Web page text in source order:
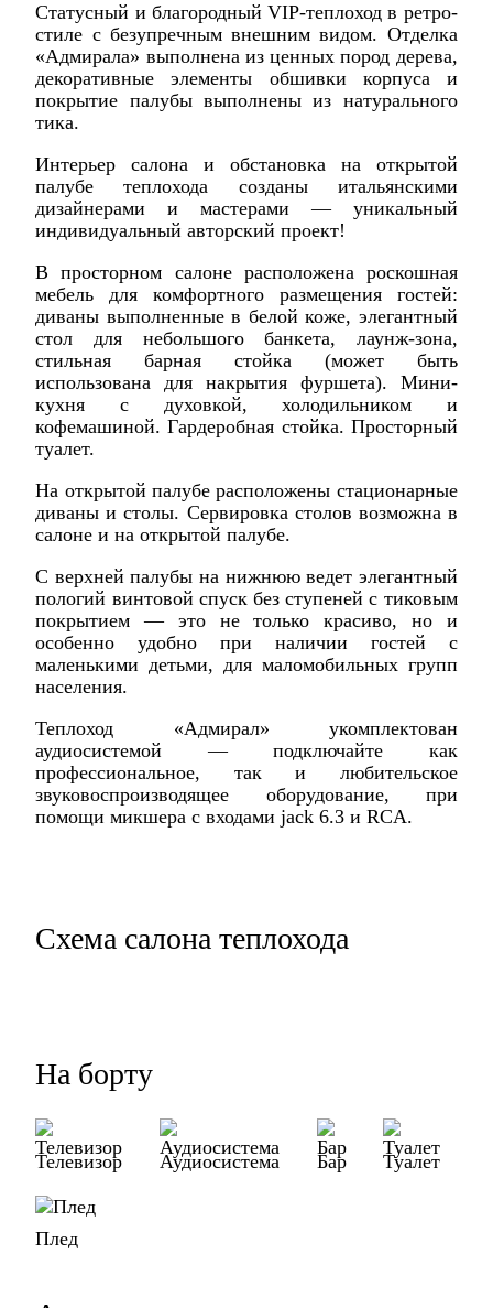
Статусный и благородный VIP-теплоход в ретро-
стиле c безупречным внешним видом. Отделка
«Адмирала» выполнена из ценных пород дерева,
декоративные элементы обшивки корпуса и
покрытие палубы выполнены из натурального
тика.
Интерьер салона и обстановка на открытой
палубе теплохода созданы итальянскими
дизайнерами и мастерами — уникальный
индивидуальный авторский проект!
В просторном салоне расположена роскошная
мебель для комфортного размещения гостей:
диваны выполненные в белой коже, элегантный
стол для небольшого банкета, лаунж-зона,
стильная барная стойка (может быть
использована для накрытия фуршета). Мини-
кухня с духовкой, холодильником и
кофемашиной. Гардеробная стойка. Просторный
туалет.
На открытой палубе расположены стационарные
диваны и столы. Сервировка столов возможна в
салоне и на открытой палубе.
С верхней палубы на нижнюю ведет элегантный
пологий винтовой спуск без ступеней с тиковым
покрытием — это не только красиво, но и
особенно удобно при наличии гостей с
маленькими детьми, для маломобильных групп
населения.
Теплоход «Адмирал» укомплектован
аудиосистемой — подключайте как
профессиональное, так и любительское
звуковоспроизводящее оборудование, при
помощи микшера с входами jack 6.3 и RCA.
Схема салона теплохода
На борту
Телевизор Аудиосистема Бар Туалет
Плед